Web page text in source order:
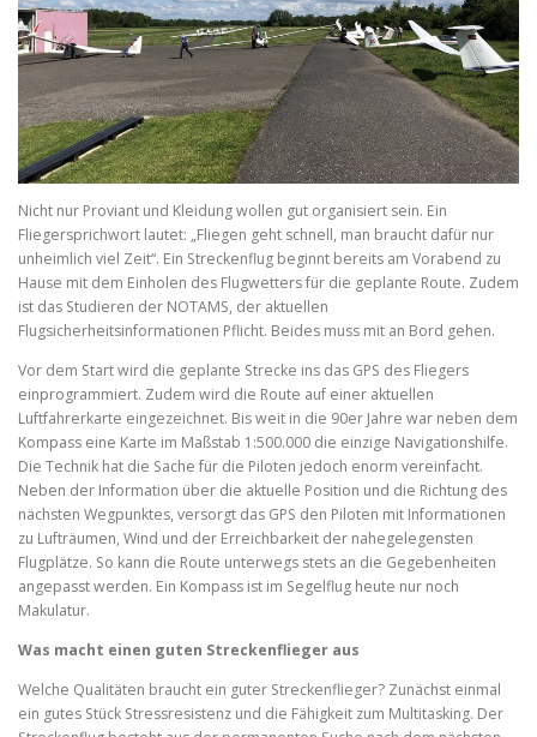
Nicht nur Proviant und Kleidung wollen gut organisiert sein. Ein
Fliegersprichwort lautet: „Fliegen geht schnell, man braucht dafür nur
unheimlich viel Zeit“. Ein Streckenflug beginnt bereits am Vorabend zu
Hause mit dem Einholen des Flugwetters für die geplante Route. Zudem
ist das Studieren der NOTAMS, der aktuellen
Flugsicherheitsinformationen Pflicht. Beides muss mit an Bord gehen.
Vor dem Start wird die geplante Strecke ins das GPS des Fliegers
einprogrammiert. Zudem wird die Route auf einer aktuellen
Luftfahrerkarte eingezeichnet. Bis weit in die 90er Jahre war neben dem
Kompass eine Karte im Maßstab 1:500.000 die einzige Navigationshilfe.
Die Technik hat die Sache für die Piloten jedoch enorm vereinfacht.
Neben der Information über die aktuelle Position und die Richtung des
nächsten Wegpunktes, versorgt das GPS den Piloten mit Informationen
zu Lufträumen, Wind und der Erreichbarkeit der nahegelegensten
Flugplätze. So kann die Route unterwegs stets an die Gegebenheiten
angepasst werden. Ein Kompass ist im Segelflug heute nur noch
Makulatur.
Was macht einen guten Streckenflieger aus
Welche Qualitäten braucht ein guter Streckenflieger? Zunächst einmal
ein gutes Stück Stressresistenz und die Fähigkeit zum Multitasking. Der